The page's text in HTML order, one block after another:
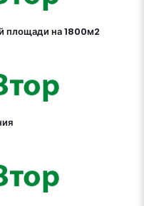
площади на 1800м2